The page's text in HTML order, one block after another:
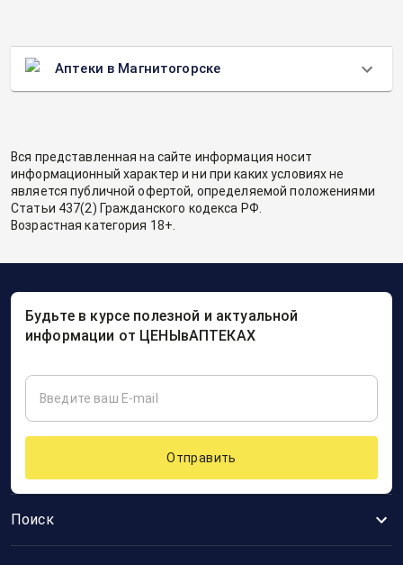
Аптеки в Магнитогорске
Вся представленная на сайте информация носит
информационный характер и ни при каких условиях не
является публичной офертой, определяемой положениями
Статьи 437(2) Гражданского кодекса РФ.
Возрастная категория 18+.
Поиск
Будьте в курсе полезной и актуальной
информации от ЦЕНЫвАПТЕКАХ
Отправить